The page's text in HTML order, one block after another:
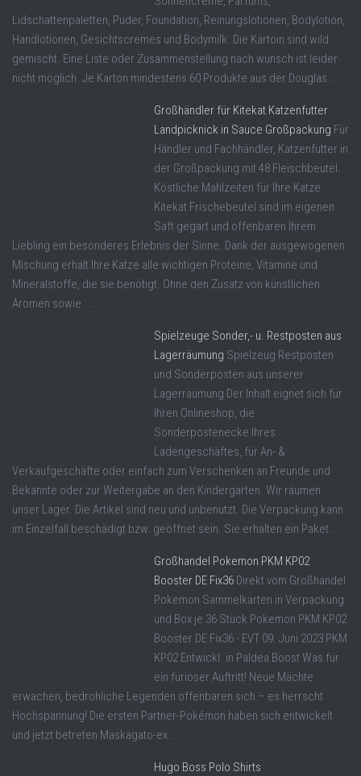
Lidschattenpaletten, Puder, Foundation, Reinungslotionen, Bodylotion,
Handlotionen, Gesichtscremes und Bodymilk. Die Kartoin sind wild
gemischt. Eine Liste oder Zusammenstellung nach wunsch ist leider
nicht möglich. Je Karton mindestens 60 Produkte aus der Douglas ...
Großhändler für Kitekat Katzenfutter
Landpicknick in Sauce Großpackung Für
Händler und Fachhändler, Katzenfutter in
der Großpackung mit 48 Fleischbeutel.
Köstliche Mahlzeiten für Ihre Katze
Kitekat Frischebeutel sind im eigenen
Saft gegart und offenbaren Ihrem
Liebling ein besonderes Erlebnis der Sinne. Dank der ausgewogenen
Mischung erhält Ihre Katze alle wichtigen Proteine, Vitamine und
Mineralstoffe, die sie benötigt. Ohne den Zusatz von künstlichen
Aromen sowie ...
Spielzeuge Sonder,- u. Restposten aus
Lagerräumung Spielzeug Restposten
und Sonderposten aus unserer
Lagerräumung Der Inhalt eignet sich für
Ihren Onlineshop, die
Sonderpostenecke Ihres
Ladengeschäftes, für An- &
Verkaufgeschäfte oder einfach zum Verschenken an Freunde und
Bekannte oder zur Weitergabe an den Kindergarten. Wir räumen
unser Lager. Die Artikel sind neu und unbenutzt. Die Verpackung kann
im Einzelfall beschädigt bzw. geöffnet sein. Sie erhalten ein Paket ...
Großhandel Pokemon PKM KP02
Booster DE Fix36 Direkt vom Großhandel
Pokemon Sammelkarten in Verpackung
und Box je 36 Stück Pokemon PKM KP02
Booster DE Fix36 - EVT 09. Juni 2023 PKM
KP02 Entwickl. in Paldea Boost Was für
ein furioser Auftritt! Neue Mächte
erwachen, bedrohliche Legenden offenbaren sich – es herrscht
Hochspannung! Die ersten Partner-Pokémon haben sich entwickelt
und jetzt betreten Maskagato-ex ...
Hugo Boss Polo Shirts